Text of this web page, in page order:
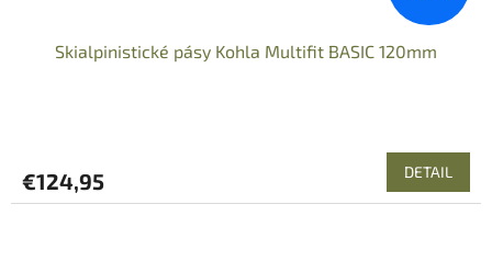
Skialpinistické pásy Kohla Multifit BASIC 120mm
€124,95 DETAIL